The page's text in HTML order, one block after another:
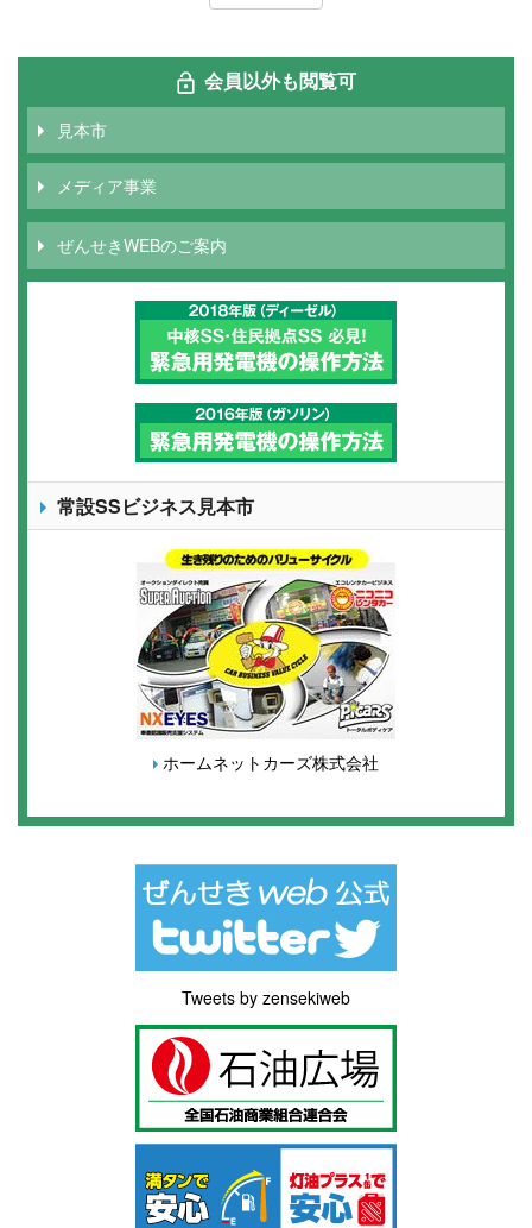
会員以外も閲覧可
見本市
メディア事業
ぜんせきWEBのご案内
常設SSビジネス見本市
ホームネットカーズ株式会社
Tweets by zensekiweb